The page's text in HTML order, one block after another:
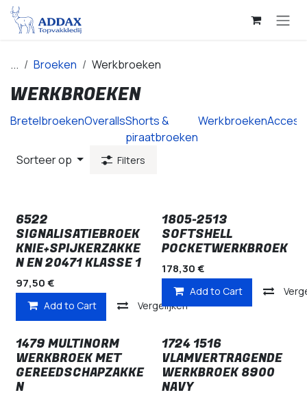
Overslaan naar inhoud
... Broeken Werkbroeken
WERKBROEKEN
BretelbroekenOverallsShorts &
piraatbroeken
Werkbroeken
Sorteer op Filters
6522
SIGNALISATIEBROEK
KNIE+SPIJKERZAKKE
N EN 20471 KLASSE 1
97,50€
Add to Cart Vergelijken
1805-2513
SOFTSHELL
POCKETWERKBROEK
178,30€
Add to Cart
1479 MULTINORM
WERKBROEK MET
GEREEDSCHAPZAKKE
N
1724 1516
VLAMVERTRAGENDE
WERKBROEK 8900
NAVY